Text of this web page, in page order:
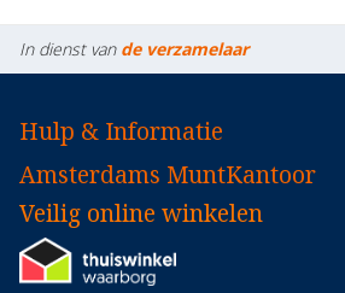
In dienst van de verzamelaar
Hulp & Informatie
Amsterdams MuntKantoor
Veilig online winkelen